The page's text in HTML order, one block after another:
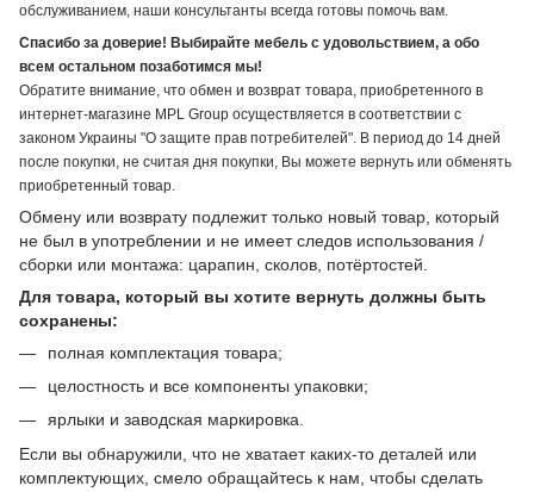
обслуживанием, наши консультанты всегда готовы помочь вам.
Спасибо за доверие! Выбирайте мебель с удовольствием, а обо
всем остальном позаботимся мы!
Обратите внимание, что обмен и возврат товара, приобретенного в
интернет-магазине MPL Group осуществляется в соответствии с
законом Украины "О защите прав потребителей". В период до 14 дней
после покупки, не считая дня покупки, Вы можете вернуть или обменять
приобретенный товар.
Обмену или возврату подлежит только новый товар, который
не был в употреблении и не имеет следов использования /
сборки или монтажа: царапин, сколов, потёртостей.
Для товара, который вы хотите вернуть должны быть
сохранены:
полная комплектация товара;
целостность и все компоненты упаковки;
ярлыки и заводская маркировка.
Если вы обнаружили, что не хватает каких-то деталей или
комплектующих, смело обращайтесь к нам, чтобы сделать